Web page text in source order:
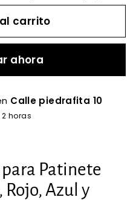
carrito
ahora
Calle piedrafita 10
horas
para Patinete
Azul y